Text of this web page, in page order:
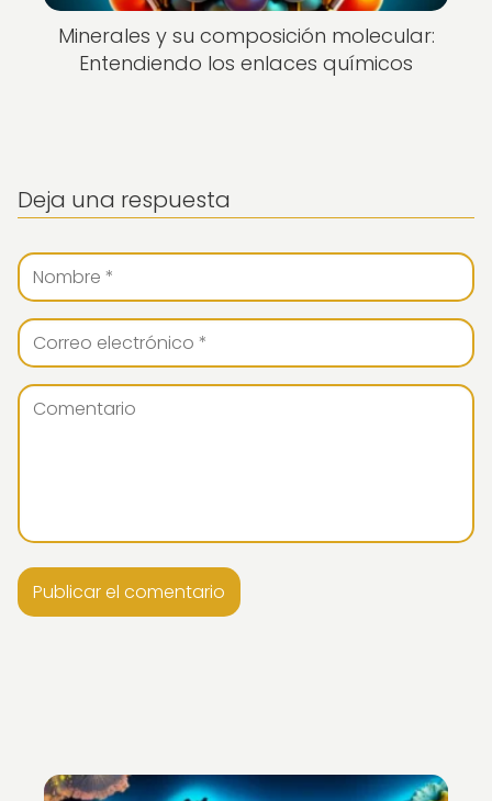
Minerales y su composición molecular:
Entendiendo los enlaces químicos
Deja una respuesta
Nuevo